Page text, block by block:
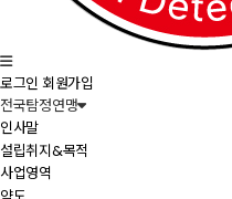
로그인 회원가입
전국탐정연맹
인사말
설립취지&목적
사업영역